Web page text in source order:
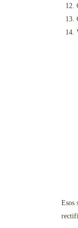
Esos